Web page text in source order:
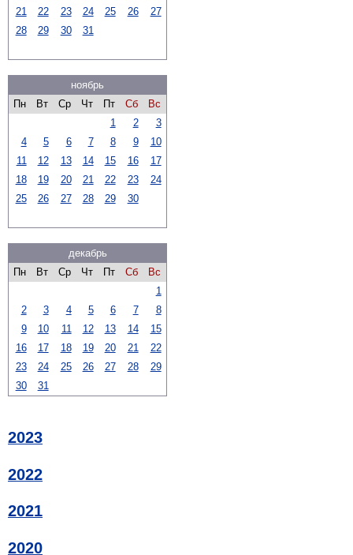
21
22 23 24 25 26
27
28
29 30 31
ноябрь
Пн
Вт Ср Чт Пт Сб
Вс
1
2
3
4
5 6 7 8 9
10
11
12 13 14 15 16
17
18
19 20 21 22 23
24
25
26 27 28 29 30
декабрь
Пн
Вт Ср Чт Пт Сб
Вс
1
2
3 4 5 6 7
8
9
10 11 12 13 14
15
16
17 18 19 20 21
22
23
24 25 26 27 28
29
30
31
2023
2022
2021
2020